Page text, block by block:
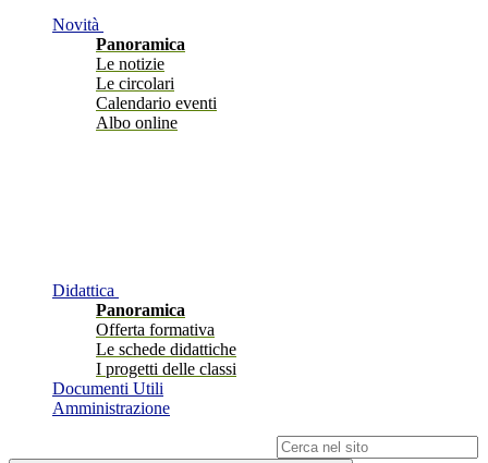
Novità
Panoramica
Le notizie
Le circolari
Calendario eventi
Albo online
Didattica
Panoramica
Offerta formativa
Le schede didattiche
I progetti delle classi
Documenti Utili
Amministrazione